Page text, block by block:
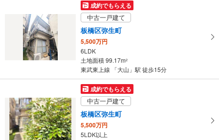
イ
ペ
ー
ジ
成約でもらえる
中古一戸建て
板橋区弥生町
5,500万円
6LDK
土地面積 99.17m2
東武東上線 「大山」駅 徒歩15分
成約でもらえる
中古一戸建て
板橋区弥生町
5,500万円
5LDK以上